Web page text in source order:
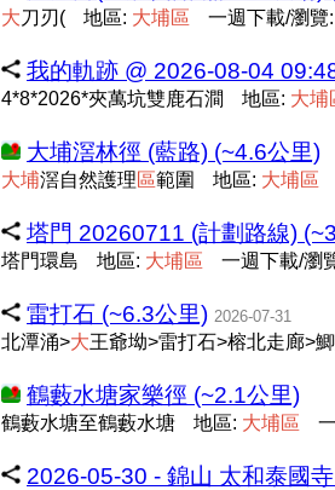
大刀刃( 地區: 大埔區 一週下載/瀏覽
我的軌跡 @ 2026-08-04
4*8*2026*夾萬坑雙鹿石澗 地區: 大埔
大埔滘林徑 (藍路) (~4.6公里)
大埔滘自然護理區範圍 地區: 大埔區
塔門 20260711 (計劃路線)
塔門環島 地區: 大埔區 一週下載/瀏
雷打石 (~6.3公里) 2026-07-31
北潭涌>大王爺坳>雷打石>榕北走廊>
鶴藪水塘家樂徑 (~2.1公里)
鶴藪水塘至鶴藪水塘 地區: 大埔區
2026-05-30 - 錦山 太和泰國